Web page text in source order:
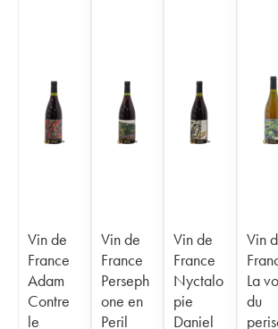
Vin de
France
Adam
Contre
le
Vin de
France
Perseph
one en
Peril
Vin de
France
Nyctalo
pie
Daniel
Vin
La
du